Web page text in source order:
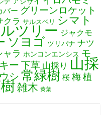
バー グリーンロケット
クラ サルスベリ シマト
ツリー ジャクモ
ソヨゴ ツリバナ ナツ
ャラ ホンコンエンシス モ
ー 下草 山採り 山採
シ 常緑樹 桜 梅 植
雑木 黄葉